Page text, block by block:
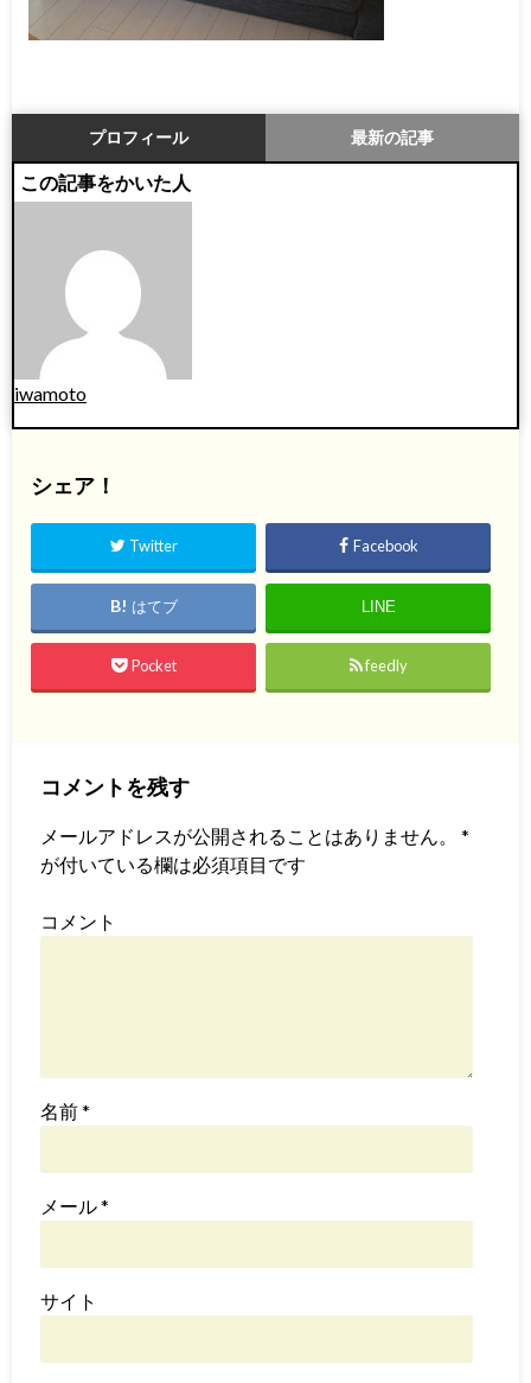
プロフィール 最新の記事
この記事をかいた人
iwamoto
シェア！
Twitter Facebook
はてブ LINE
Pocket feedly
コメントを残す
メールアドレスが公開されることはありません。
*
が付いている欄は必須項目です
コメント
名前*
メール*
サイト